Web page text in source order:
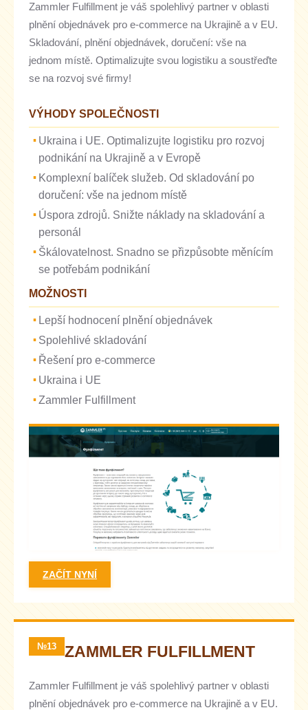
Zammler Fulfillment je váš spolehlivý partner v oblasti
plnění objednávek pro e-commerce na Ukrajině a v EU.
Skladování, plnění objednávek, doručení: vše na
jednom místě. Optimalizujte svou logistiku a soustřeďte
se na rozvoj své firmy!
VÝHODY SPOLEČNOSTI
Ukraina i UE. Optimalizujte logistiku pro rozvoj
podnikání na Ukrajině a v Evropě
Komplexní balíček služeb. Od skladování po
doručení: vše na jednom místě
Úspora zdrojů. Snižte náklady na skladování a
personál
Škálovatelnost. Snadno se přizpůsobte měnícím
se potřebám podnikání
MOŽNOSTI
Lepší hodnocení plnění objednávek
Spolehlivé skladování
Řešení pro e-commerce
Ukraina i UE
Zammler Fulfillment
ZAČÍT NYNÍ
№13 ZAMMLER FULFILLMENT
Zammler Fulfillment je váš spolehlivý partner v oblasti
plnění objednávek pro e-commerce na Ukrajině a v EU.